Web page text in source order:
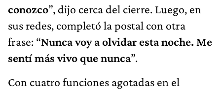
conozco”, dijo cerca del cierre. Luego, en
sus redes, completó la postal con otra
frase: “Nunca voy a olvidar esta noche. Me
sentí más vivo que nunca”.
Con cuatro funciones agotadas en el